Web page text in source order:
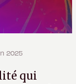
2025
qui